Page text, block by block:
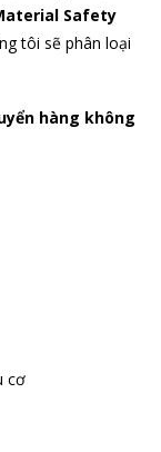
Safety
tôi sẽ phân loại
hàng không
cơ